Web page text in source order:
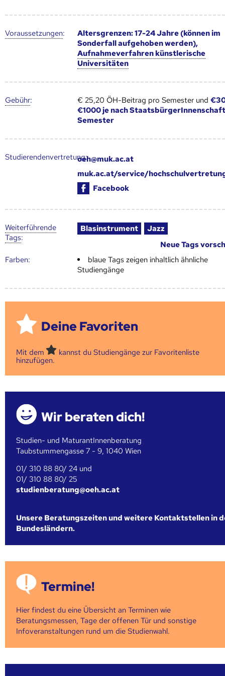
Voraus­setzungen:
Altersgrenzen: 17-24 Jahre (können im
Sonderfall aufgehoben werden),
Aufnahmeverfahren künstlerische
Universitäten
Gebühr: € 25,20 ÖH-Beitrag pro Semester und
€1000 je nach
Semester
Studierendenvertretung:oeh@muk.ac.at
muk.ac.at/service/
Facebook
Weiter­führende
Tags:
Blasinstrument
Jazz
Neue Tags
Farben:
blaue Tags zeigen inhaltlich ähnliche
Studiengänge
Deine Favoriten
Mit dem
kannst du Studiengänge zur Favoritenliste
hinzufügen.
Wir beraten dich!
Studien- und MaturantInnenberatung
Taubstummengasse 7 - 9, 1040 Wien
01/ 310 88 80/ 24 und
01/ 310 88 80/ 25
studienberatung@oeh.ac.at
Unsere Beratungszeiten und weitere Kontaktstellen in
Bundesländern.
Termine!
Hier findest du eine Übersicht an Terminen wie
Beratungsmessen, Tage der offenen Tür und sonstige
Infoveranstaltungen rund um die Studienwahl.